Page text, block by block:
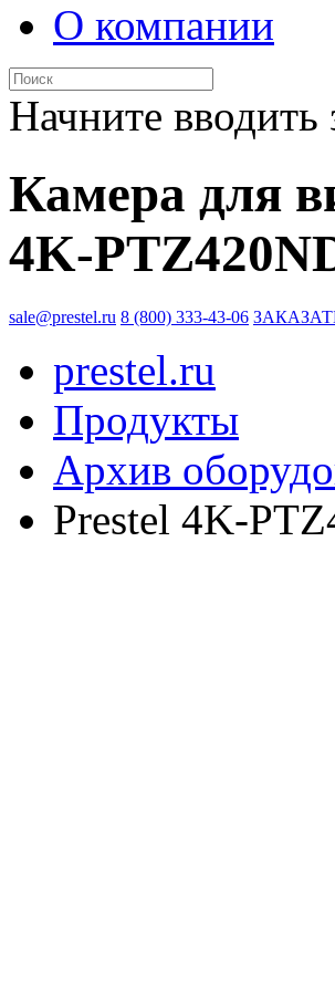
О компании
Начните вводить
Камера для
4K-
sale@prestel.ru 8 (800) 333-43-06
prestel.ru
Продукты
Архив
Prestel 4K-